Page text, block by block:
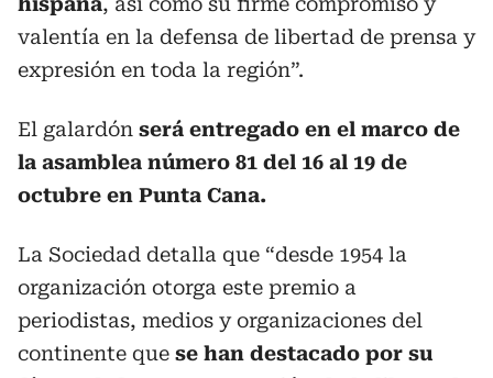
valentía en la defensa de libertad de prensa y
expresión en toda la región”.
El galardón será entregado en el marco de
la asamblea número 81 del 16 al 19 de
octubre en Punta Cana.
La Sociedad detalla que “desde 1954 la
organización otorga este premio a
periodistas, medios y organizaciones del
continente que se han destacado por su